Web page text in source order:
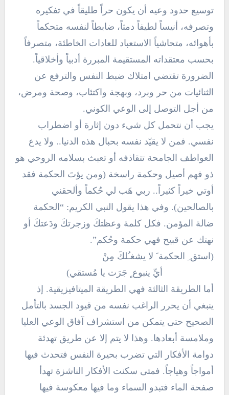
توسيع حدود وعيه أن يكون حراً طليقاً في تفكيره
وتصرفه، أنيساً لطيفاً دمثاً، ضابطاً لنفسه متحكماً
بأهوائه، متحاشياً الاستعباد للعادات الخاطئة، متصرفاً
بحسب معتقداته المستقيمة المبررة أدبياً وأخلاقياً.
الضرورة تقتضي امتلاك ضبط النفس والترفع عن
الثنائيات من حر وبرد، وبهجة واكتئاب، وصحة ومرض،
من أجل التوصل إلى الوعي الكوني.
يجب أن نتحمل كل شيء دون إثارة أو اضطراب
نفسي. فمن لا يقيّد نفسه بحبال هذه الدنيا.. ولا يدع
العواطف الجامحة تتقاذفه أو تعبث بسلامه الروحي هو
ذو فهم أصيل وحكمة راسخة (ومن يؤتَ الحكمة فقد
أوتي خيراً كثيراً.. ربي هَب لي حُكماً وألحقني
بالصالحين). وفي هذا يقول النبي الكريم: “الحكمة
ضالة المؤمن. فكل كلمة وعظتكَ وزجرتكَ ودَعتكَ أو
نهتك عن قبيح فهي حكمة وحُكم”.
(استق ِ الحكمة َ لا يشغـُلكَ مِنْ
أيِّ ينبوع ٍ جَرَت يا مُستقي)
أما الطريقة الثالثة فهي الطريقة الميتافيزيقية. إذ
ينبغي أن يحرر الراغب نفسه من قيود الجسد بالتأمل
الصحيح حتى يتمكن من استشراف آفاق الوعي العليا
وملامسة أبعادها. وهذا لا يتم إلا عن طريق تهدئة
دوامة الأفكار التي تضرب بحيرة النفس فتحدث فيها
أمواجاً وهياجاً. فمتى سكنت الأفكار الناشزة تهدأ
صفحة الماء فتبدو السماء وما فيها معكوسة فيها